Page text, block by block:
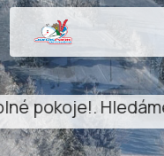
Hledáme